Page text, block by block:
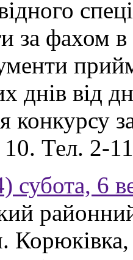
за фахом
днів від
конкурсу
Тел. 2-
6